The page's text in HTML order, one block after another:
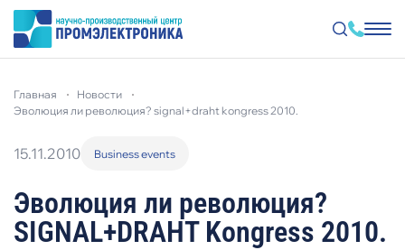
содержанию
главная
новости
эволюция ли революция? signal+draht kongress 2010.
15.11.2010 Business events
Эволюция ли революция?
SIGNAL+DRAHT Kongress 2010.